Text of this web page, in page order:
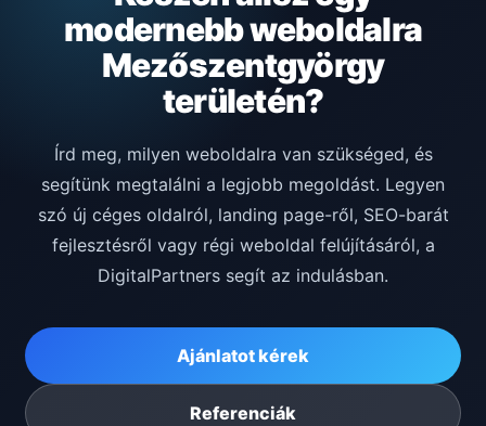
modernebb weboldalra
Mezőszentgyörgy
területén?
Írd meg, milyen weboldalra van szükséged, és
segítünk megtalálni a legjobb megoldást. Legyen
szó új céges oldalról, landing page-ről, SEO-barát
fejlesztésről vagy régi weboldal felújításáról, a
DigitalPartners segít az indulásban.
Ajánlatot kérek
Referenciák